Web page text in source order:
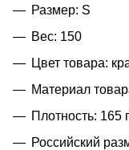
Размер: S
Вес: 150
Цвет товара:
Материал
Плотность: 165
Российский